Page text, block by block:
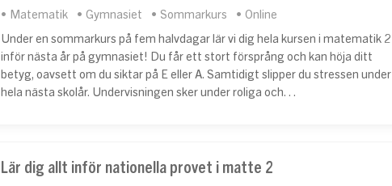
Matematik Gymnasiet Sommarkurs
Online
Under en sommarkurs på fem halvdagar lär vi dig hela kursen i matematik 2
inför nästa år på gymnasiet! Du får ett stort försprång och kan höja ditt
betyg, oavsett om du siktar på E eller A. Samtidigt slipper du stressen under
hela nästa skolår. Undervisningen sker under roliga och…
Lär dig allt inför nationella provet i matte 2